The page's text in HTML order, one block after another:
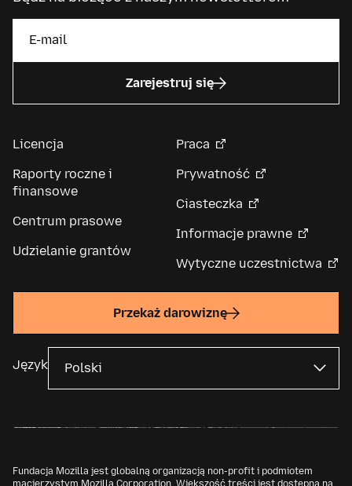
Zarejestruj się
Licencja
Raporty roczne i
finansowe
Centrum prasowe
Udzielanie grantów
Praca
Prywatność
Ciasteczka
Informacje prawne
Wytyczne uczestnictwa
Przekaż darowiznę
Język
Fundacja Mozilla jest globalną organizacją non-profit i podmiotem
macierzystym Mozilla Corporation . Większość treści jest dostępna na